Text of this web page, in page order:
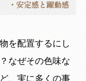
を配置するにし
なぜその色味な
、実に多くの事